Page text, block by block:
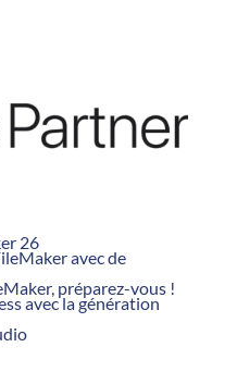
26
avec de
préparez-vous !
avec la génération